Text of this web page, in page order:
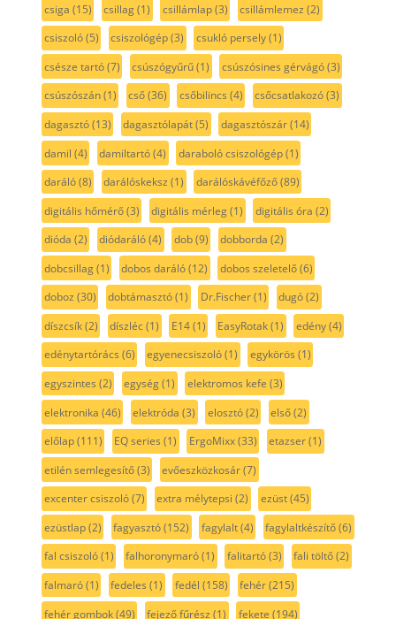
csiga (15) csillag(1) csillámlap(3) csillámlemez (2)
csiszoló(5) csiszológép(3) csukló persely(1)
csésze tartó(7) csúszógyűrű(1) csúszósines gérvágó(3)
csúszószán(1) cső(36) csőbilincs (4) csőcsatlakozó(3)
dagasztó(13) dagasztólapát(5) dagasztószár(14)
damil (4) damiltartó(4) daraboló csiszológép(1)
daráló(8) darálóskeksz (1) darálóskávéfőző(89)
digitális hőmérő(3) digitális mérleg(1) digitális óra (2)
dióda (2) diódaráló(4) dob(9) dobborda (2)
dobcsillag(1) dobos daráló(12) dobos szeletelő(6)
doboz (30) dobtámasztó(1) Dr.Fischer(1) dugó(2)
díszcsík(2) díszléc(1) E14(1) EasyRotak(1) edény(4)
edénytartórács (6) egyenecsiszoló(1) egykörös (1)
egyszintes (2) egység(1) elektromos kefe (3)
elektronika (46) elektróda (3) elosztó(2) első(2)
előlap(111) EQ series (1) ErgoMixx(33) etazser(1)
etilén semlegesítő(3) evőeszközkosár(7)
excenter csiszoló(7) extra mélytepsi (2) ezüst(45)
ezüstlap(2) fagyasztó(152) fagylalt(4) fagylaltkészítő(6)
fal csiszoló(1) falhoronymaró(1) falitartó(3) fali töltő(2)
falmaró(1) fedeles (1) fedél (158) fehér(215)
fehér gombok(49) fejező fűrész (1) fekete (194)